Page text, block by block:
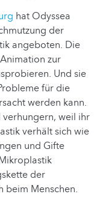
hat Odyssea
der
angeboten. Die
zur
Und sie
für die
werden kann.
verhungern, weil ihr
verhält sich wie
und Gifte
der
beim Menschen.